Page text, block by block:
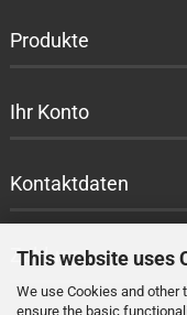
This website uses
We use Cookies and
ensure the basic
Produkte
Ihr Konto
Kontaktdaten
Zahlung